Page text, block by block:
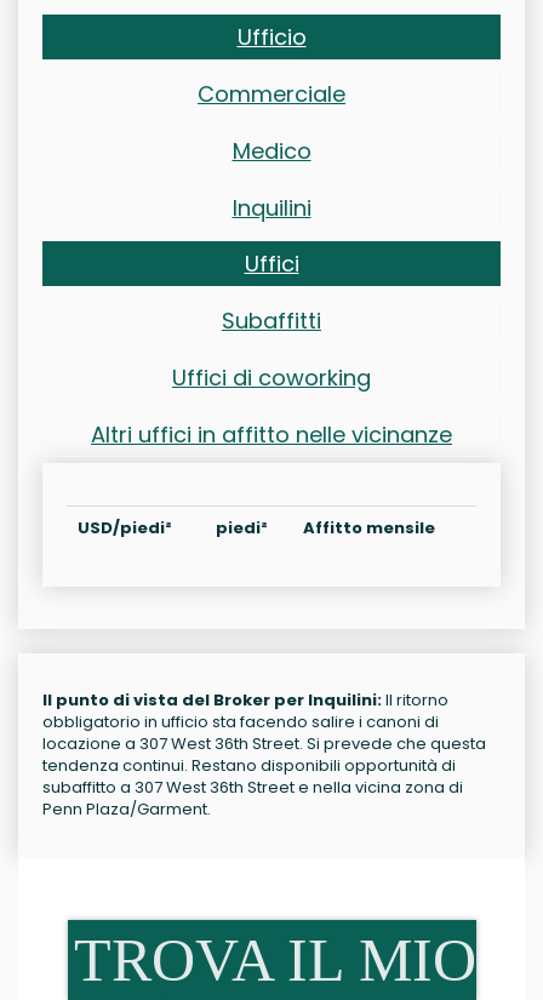
Ufficio
Commerciale
Medico
Inquilini
Uffici
Subaffitti
Uffici di coworking
Altri uffici in affitto nelle vicinanze
USD/piedi² piedi² Affitto mensile
Il punto di vista del Broker per Inquilini:Il ritorno
obbligatorio in ufficio sta facendo salire i canoni di
locazione a 307 West 36th Street. Si prevede che questa
tendenza continui. Restano disponibili opportunità di
subaffitto a 307 West 36th Street e nella vicina zona di
Penn Plaza/Garment.
TROVA IL MIO